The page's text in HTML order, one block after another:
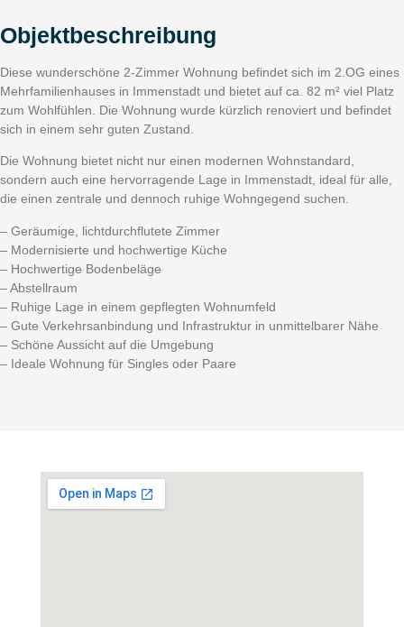
Objektbeschreibung
Diese wunderschöne 2-Zimmer Wohnung befindet sich im 2.OG eines
Mehrfamilienhauses in Immenstadt und bietet auf ca. 82 m² viel Platz
zum Wohlfühlen. Die Wohnung wurde kürzlich renoviert und befindet
sich in einem sehr guten Zustand.
Die Wohnung bietet nicht nur einen modernen Wohnstandard,
sondern auch eine hervorragende Lage in Immenstadt, ideal für alle,
die einen zentrale und dennoch ruhige Wohngegend suchen.
– Geräumige, lichtdurchflutete Zimmer
– Modernisierte und hochwertige Küche
– Hochwertige Bodenbeläge
– Abstellraum
– Ruhige Lage in einem gepflegten Wohnumfeld
– Gute Verkehrsanbindung und Infrastruktur in unmittelbarer Nähe
– Schöne Aussicht auf die Umgebung
– Ideale Wohnung für Singles oder Paare